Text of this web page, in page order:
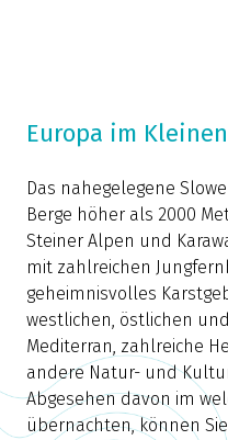
Europa im Kleinen
Das nahegelegene
Berge höher als 2000
Steiner Alpen und
mit zahlreichen
geheimnisvolles
westlichen, östlichen
Mediterran, zahlreiche
andere Natur- und
Abgesehen davon im
übernachten, können